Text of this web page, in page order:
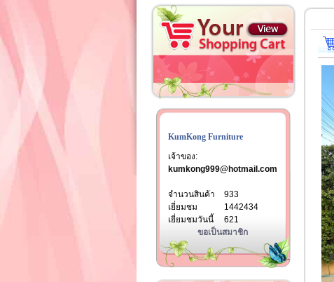
KumKong Furniture
เจ้าของ:
kumkong999@hotmail.com
จำนวนสินค้า
933
เยี่ยมชม
1442434
เยี่ยมชมวันนี้
621
ขอเป็นสมาชิก